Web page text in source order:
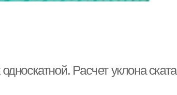
Расчет уклона ската